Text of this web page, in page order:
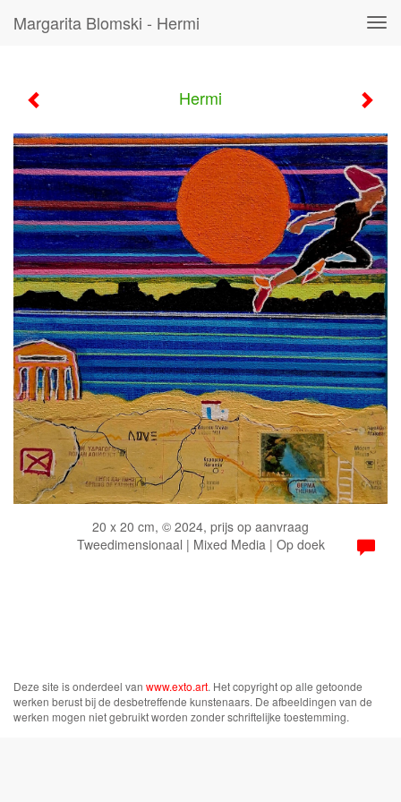
Margarita Blomski - Hermi
Hermi
20 x 20 cm, © 2024, prijs op aanvraag
Tweedimensionaal | Mixed Media | Op doek
Deze site is onderdeel van www.exto.art. Het copyright op alle getoonde
werken berust bij de desbetreffende kunstenaars. De afbeeldingen van de
werken mogen niet gebruikt worden zonder schriftelijke toestemming.